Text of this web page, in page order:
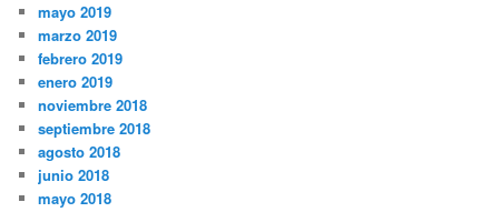
mayo 2019
marzo 2019
febrero 2019
enero 2019
noviembre 2018
septiembre 2018
agosto 2018
junio 2018
mayo 2018